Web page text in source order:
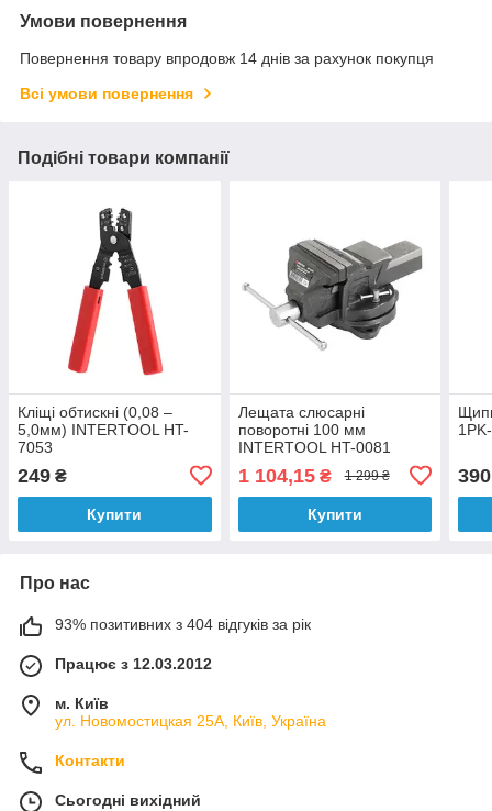
Умови повернення
Повернення товару впродовж 14 днів за рахунок покупця
Всі умови повернення
Подібні товари компанії
Кліщі обтискні (0,08 –
5,0мм) INTERTOOL HT-
7053
249 ₴
Купити
Лещата слюсарні
поворотні 100 мм
INTERTOOL HT-0081
1 104,15₴ 1 299 ₴
Купити
390
Про нас
93% позитивних з 404 відгуків за рік
Працює з 12.03.2012
м. Київ
ул. Новомостицкая 25А, Київ, Україна
Контакти
Сьогодні вихідний